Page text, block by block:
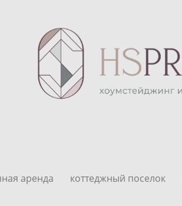
аренда коттеджный поселок